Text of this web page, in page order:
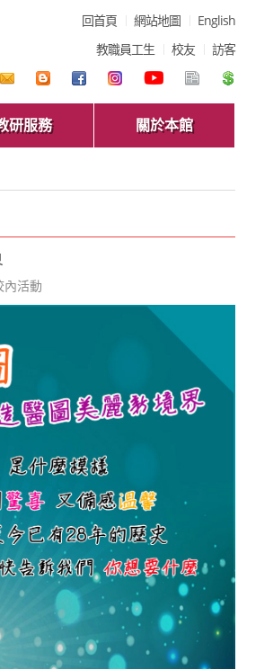
回首頁 網站地圖
English
教職員工生
校友 訪客
研服務 關於本館
內活動